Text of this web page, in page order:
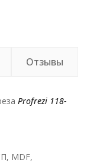
Отзывы
Profrezi 118-
MDF,